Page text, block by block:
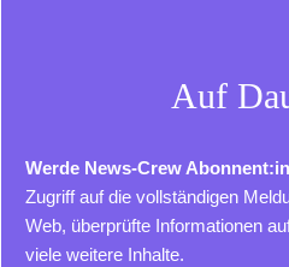
Auf
Werde News-Crew
Zugriff auf die vollständigen
Web, überprüfte Informationen
viele weitere Inhalte.